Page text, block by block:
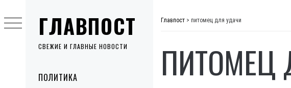
ГЛАВПОСТ
СВЕЖИЕ И ГЛАВНЫЕ НОВОСТИ
MenuПОЛИТИКА
to
content
Главпост > питомец для удачи
ПИТОМЕЦ